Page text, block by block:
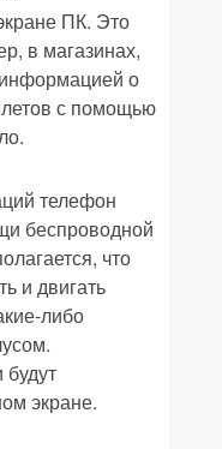
ПК. Это
в магазинах,
о
с помощью
телефон
беспроводной
что
и двигать
либо
экране.